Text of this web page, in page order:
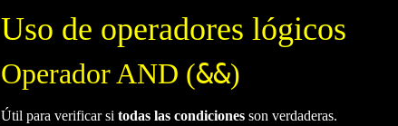
Uso de operadores lógicos
Operador AND (&&)
Útil para verificar si todas las condiciones son verdaderas.